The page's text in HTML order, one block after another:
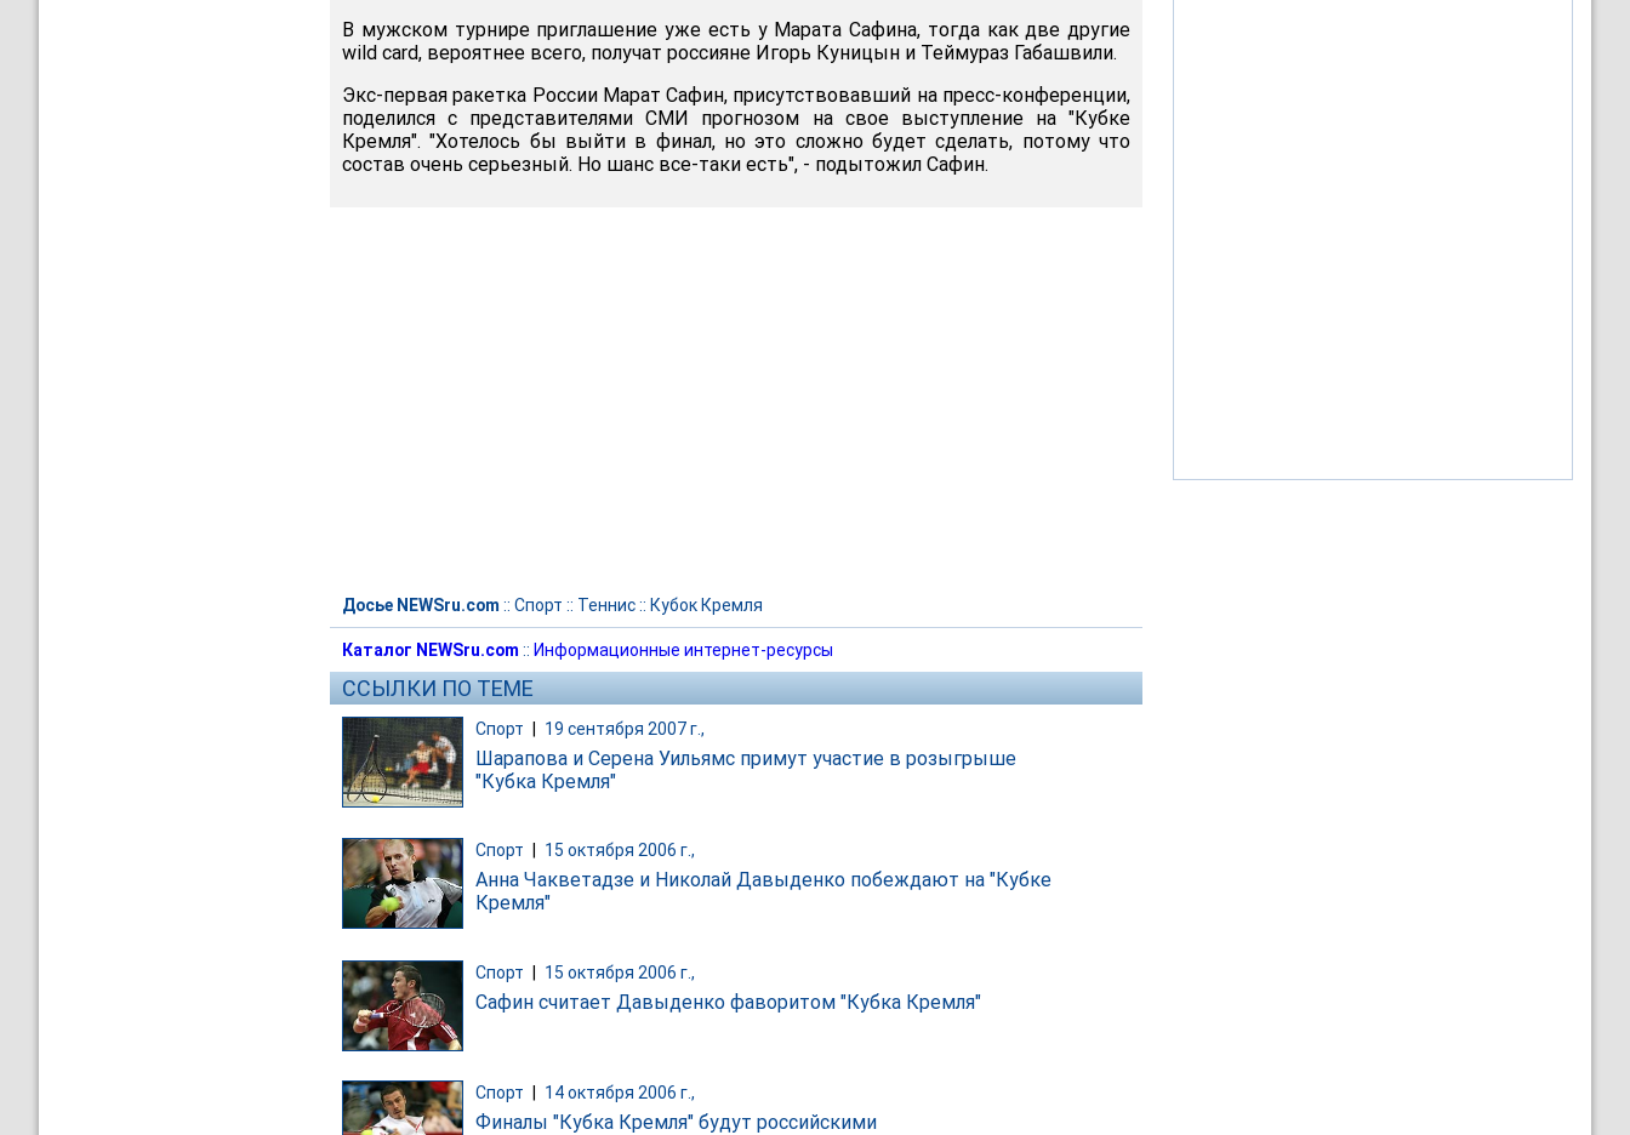
В мужском турнире приглашение уже есть у Марата Сафина, тогда как две другие
wild card, вероятнее всего, получат россияне Игорь Куницын и Теймураз Габашвили.
Экс-первая ракетка России Марат Сафин, присутствовавший на пресс-конференции,
поделился с представителями СМИ прогнозом на свое выступление на "Кубке
Кремля". "Хотелось бы выйти в финал, но это сложно будет сделать, потому что
состав очень серьезный. Но шанс все-таки есть", - подытожил Сафин.
Досье NEWSru.com :: Спорт :: Теннис:: Кубок Кремля
Каталог NEWSru.com :: Информационные интернет-ресурсы
ССЫЛКИ ПО ТЕМЕ
Спорт 19 сентября 2007 г.,
Шарапова и Серена Уильямс примут участие в розыгрыше
"Кубка Кремля"
Спорт 15 октября 2006 г.,
Анна Чакветадзе и Николай Давыденко побеждают на "Кубке
Кремля"
Спорт | 15 октября 2006 г.,
Сафин считает Давыденко фаворитом "Кубка Кремля"
Спорт | 14 октября 2006 г.,
Финалы "Кубка Кремля" будут российскими